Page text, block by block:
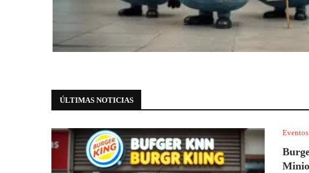
Burger King faz da Avenida Paulista a casa
0 comments
ÚLTIMAS NOTICIAS
Eventos